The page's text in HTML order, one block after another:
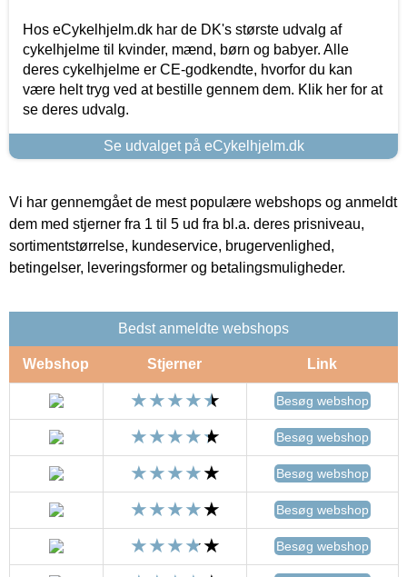
Hos eCykelhjelm.dk har de DK's største udvalg af
cykelhjelme til kvinder, mænd, børn og babyer. Alle
deres cykelhjelme er CE-godkendte, hvorfor du kan
være helt tryg ved at bestille gennem dem. Klik her for at
se deres udvalg.
Se udvalget på eCykelhjelm.dk
Vi har gennemgået de mest populære webshops og anmeldt
dem med stjerner fra 1 til 5 ud fra bl.a. deres prisniveau,
sortimentstørrelse, kundeservice, brugervenlighed,
betingelser, leveringsformer og betalingsmuligheder.
Bedst anmeldte webshops
Webshop Stjerner Link
Besøg webshop
Besøg webshop
Besøg webshop
Besøg webshop
Besøg webshop